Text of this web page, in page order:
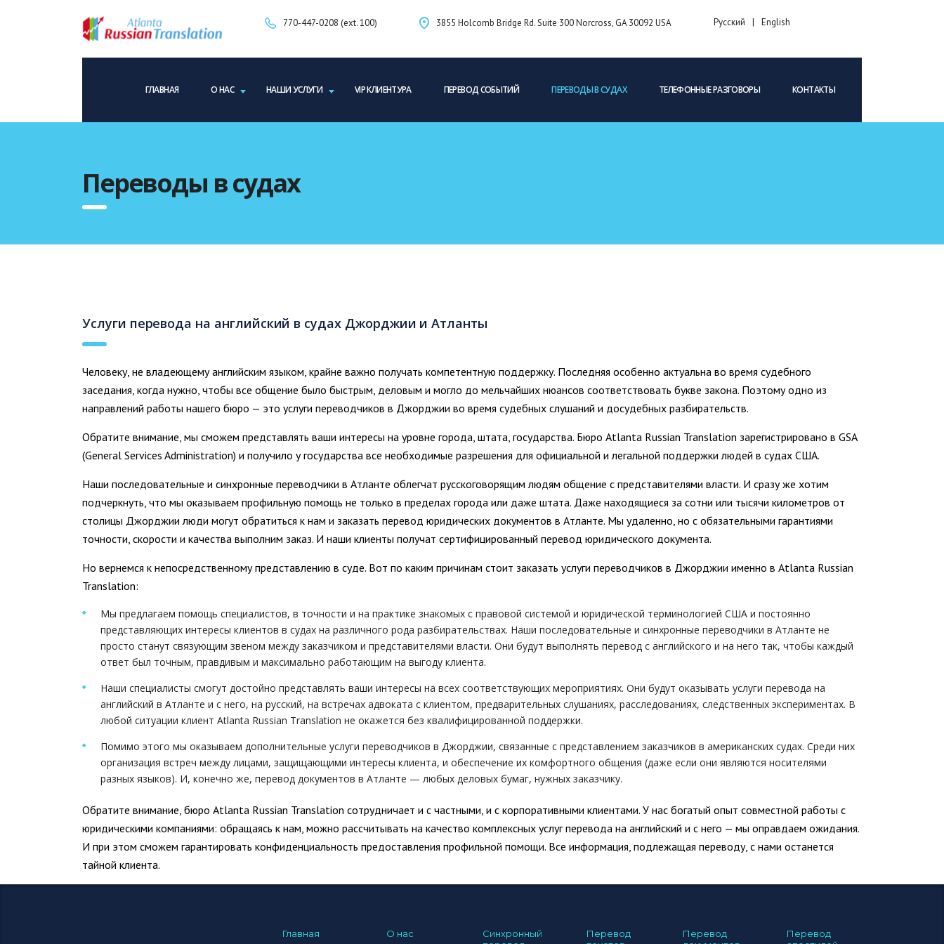
770-447-0208 (ext. 100) 3855 Holcomb Bridge Rd. Suite 300 Norcross, GA 30092 USA Русский English
ГЛАВНАЯ О НАС НАШИ УСЛУГИ VIP КЛИЕНТУРА ПЕРЕВОД СОБЫТИЙ ПЕРЕВОДЫ В СУДАХ ТЕЛЕФОННЫЕ РАЗГОВОРЫ КОНТАКТЫ
Переводы в судах
Услуги перевода на английский в судах Джорджии и Атланты
Человеку, не владеющему английским языком, крайне важно получать компетентную поддержку. Последняя особенно актуальна во время судебного
заседания, когда нужно, чтобы все общение было быстрым, деловым и могло до мельчайших нюансов соответствовать букве закона. Поэтому одно из
направлений работы нашего бюро — это услуги переводчиков в Джорджии во время судебных слушаний и досудебных разбирательств.
Обратите внимание, мы сможем представлять ваши интересы на уровне города, штата, государства. Бюро Atlanta Russian Translation зарегистрировано в GSA
(General Services Administration) и получило у государства все необходимые разрешения для официальной и легальной поддержки людей в судах США.
Наши последовательные и синхронные переводчики в Атланте облегчат русскоговорящим людям общение с представителями власти. И сразу же хотим
подчеркнуть, что мы оказываем профильную помощь не только в пределах города или даже штата. Даже находящиеся за сотни или тысячи километров от
столицы Джорджии люди могут обратиться к нам и заказать перевод юридических документов в Атланте. Мы удаленно, но с обязательными гарантиями
точности, скорости и качества выполним заказ. И наши клиенты получат сертифицированный перевод юридического документа.
Но вернемся к непосредственному представлению в суде. Вот по каким причинам стоит заказать услуги переводчиков в Джорджии именно в Atlanta Russian
Translation:
Мы предлагаем помощь специалистов, в точности и на практике знакомых с правовой системой и юридической терминологией США и постоянно
представляющих интересы клиентов в судах на различного рода разбирательствах. Наши последовательные и синхронные переводчики в Атланте не
просто станут связующим звеном между заказчиком и представителями власти. Они будут выполнять перевод с английского и на него так, чтобы каждый
ответ был точным, правдивым и максимально работающим на выгоду клиента.
Наши специалисты смогут достойно представлять ваши интересы на всех соответствующих мероприятиях. Они будут оказывать услуги перевода на
английский в Атланте и с него, на русский, на встречах адвоката с клиентом, предварительных слушаниях, расследованиях, следственных экспериментах. В
любой ситуации клиент Atlanta Russian Translation не окажется без квалифицированной поддержки.
Помимо этого мы оказываем дополнительные услуги переводчиков в Джорджии, связанные с представлением заказчиков в американских судах. Среди них
организация встреч между лицами, защищающими интересы клиента, и обеспечение их комфортного общения (даже если они являются носителями
разных языков). И, конечно же, перевод документов в Атланте — любых деловых бумаг, нужных заказчику.
Обратите внимание, бюро Atlanta Russian Translation сотрудничает и с частными, и с корпоративными клиентами. У нас богатый опыт совместной работы с
юридическими компаниями: обращаясь к нам, можно рассчитывать на качество комплексных услуг перевода на английский и с него — мы оправдаем ожидания.
И при этом сможем гарантировать конфиденциальность предоставления профильной помощи. Все информация, подлежащая переводу, с нами останется
тайной клиента.
Главная О нас
Синхронный
Перевод
Перевод
Перевод